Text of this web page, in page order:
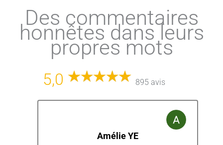
Des commentaires
honnêtes dans leurs
propres mots
5,0 895 avis
Amélie YE